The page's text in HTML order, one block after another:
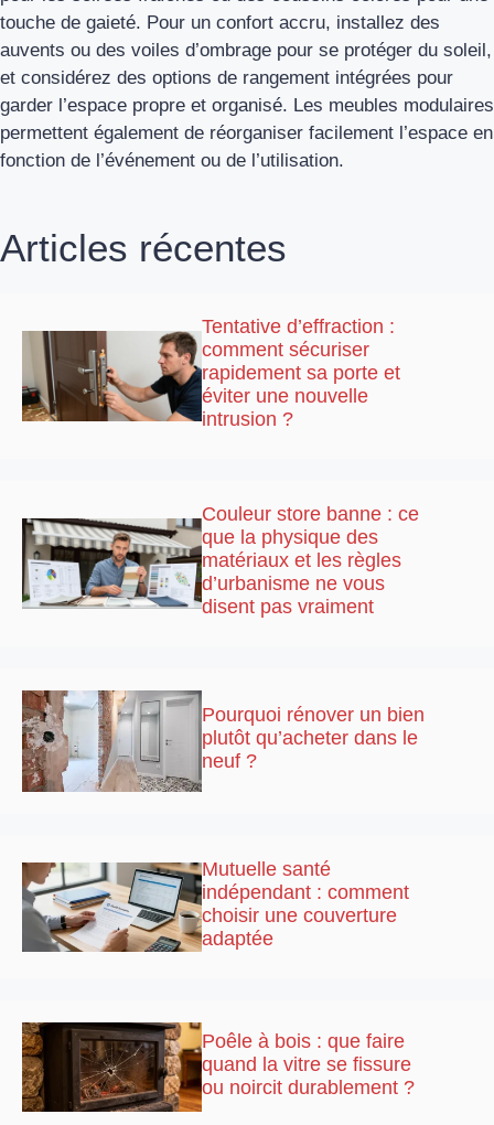
touche de gaieté. Pour un confort accru, installez des
auvents ou des voiles d’ombrage pour se protéger du soleil,
et considérez des options de rangement intégrées pour
garder l’espace propre et organisé. Les meubles modulaires
permettent également de réorganiser facilement l’espace en
fonction de l’événement ou de l’utilisation.
Articles récentes
Tentative d’effraction :
comment sécuriser
rapidement sa porte et
éviter une nouvelle
intrusion ?
Couleur store banne : ce
que la physique des
matériaux et les règles
d’urbanisme ne vous
disent pas vraiment
Pourquoi rénover un bien
plutôt qu’acheter dans le
neuf ?
Mutuelle santé
indépendant : comment
choisir une couverture
adaptée
Poêle à bois : que faire
quand la vitre se fissure
ou noircit durablement ?